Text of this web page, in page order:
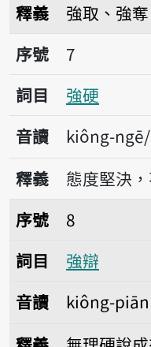
釋義 強取、強奪
序號7強硬
序號
7
詞目
強硬
音讀
kiông-
釋義
態度堅決
序號8強辯
序號
8
詞目
強辯
音讀
kiông-piān